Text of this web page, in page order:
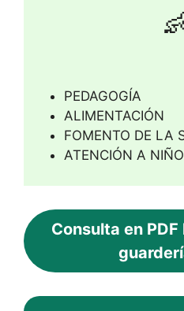
PEDAGOGÍA
ALIMENTACIÓN
FOMENTO DE LA
ATENCIÓN A
Consulta en